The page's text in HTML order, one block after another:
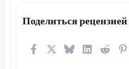
Поделиться рецензией
FacebookX (Twitter)
BlueskyLinkedInReddit